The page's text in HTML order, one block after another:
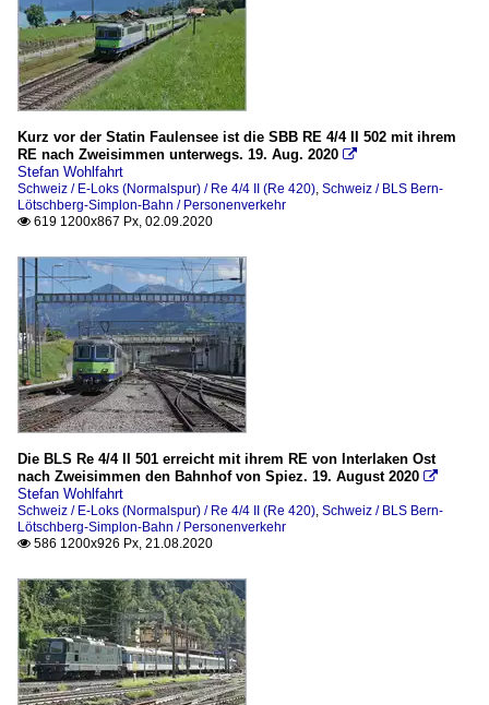
Kurz vor der Statin Faulensee ist die SBB RE 4/4 II 502 mit ihrem
RE nach Zweisimmen unterwegs. 19. Aug. 2020 
Stefan Wohlfahrt
Schweiz / E-Loks (Normalspur) / Re 4/4 II (Re 420), Schweiz / BLS Bern-
Lötschberg-Simplon-Bahn / Personenverkehr
 619 1200x867 Px, 02.09.2020
Die BLS Re 4/4 II 501 erreicht mit ihrem RE von Interlaken Ost
nach Zweisimmen den Bahnhof von Spiez. 19. August 2020 
Stefan Wohlfahrt
Schweiz / E-Loks (Normalspur) / Re 4/4 II (Re 420), Schweiz / BLS Bern-
Lötschberg-Simplon-Bahn / Personenverkehr
 586 1200x926 Px, 21.08.2020